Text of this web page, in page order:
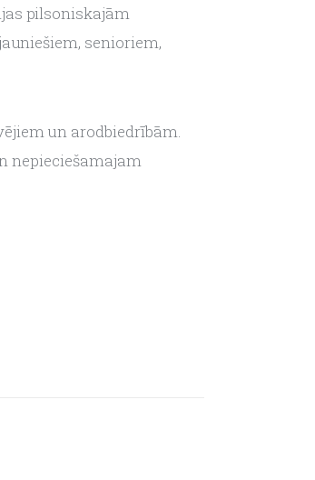
pilsoniskajām
senioriem,
un arodbiedrībām.
nepieciešamajam